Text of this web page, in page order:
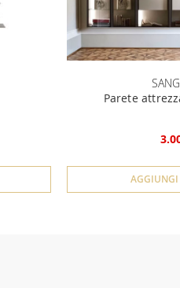
Parete